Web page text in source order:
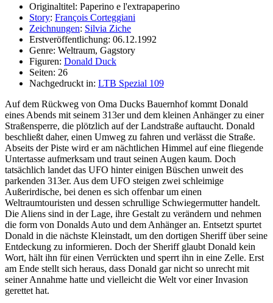
Originaltitel: Paperino e l'extrapaperino
Story: François Corteggiani
Zeichnungen: Silvia Ziche
Erstveröffentlichung: 06.12.1992
Genre: Weltraum, Gagstory
Figuren: Donald Duck
Seiten: 26
Nachgedruckt in: LTB Spezial 109
Auf dem Rückweg von Oma Ducks Bauernhof kommt Donald
eines Abends mit seinem 313er und dem kleinen Anhänger zu einer
Straßensperre, die plötzlich auf der Landstraße auftaucht. Donald
beschließt daher, einen Umweg zu fahren und verlässt die Straße.
Abseits der Piste wird er am nächtlichen Himmel auf eine fliegende
Untertasse aufmerksam und traut seinen Augen kaum. Doch
tatsächlich landet das UFO hinter einigen Büschen unweit des
parkenden 313er. Aus dem UFO steigen zwei schleimige
Außerirdische, bei denen es sich offenbar um einen
Weltraumtouristen und dessen schrullige Schwiegermutter handelt.
Die Aliens sind in der Lage, ihre Gestalt zu verändern und nehmen
die form von Donalds Auto und dem Anhänger an. Entsetzt spurtet
Donald in die nächste Kleinstadt, um den dortigen Sheriff über seine
Entdeckung zu informieren. Doch der Sheriff glaubt Donald kein
Wort, hält ihn für einen Verrückten und sperrt ihn in eine Zelle. Erst
am Ende stellt sich heraus, dass Donald gar nicht so unrecht mit
seiner Annahme hatte und vielleicht die Welt vor einer Invasion
gerettet hat.